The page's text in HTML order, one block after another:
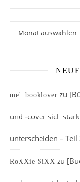
mel_booklover zu
und -cover sich
unterscheiden – Teil
RoXXie SiXX zu